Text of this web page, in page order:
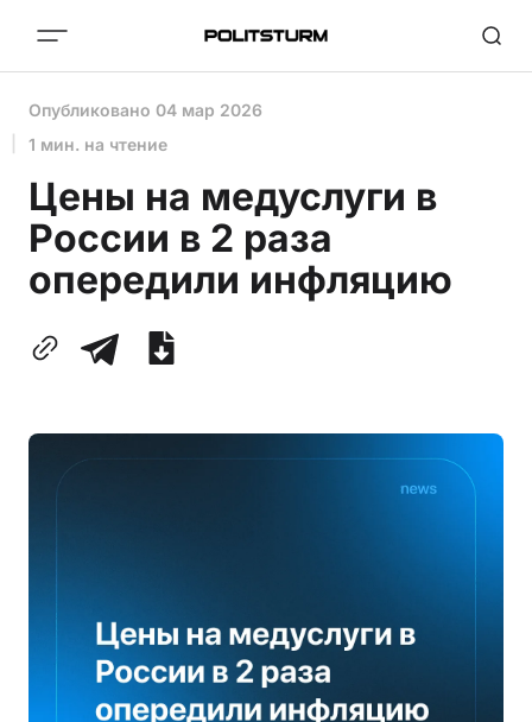
Опубликовано 04 мар 2026
1 мин. на чтение
Цены на медуслуги в
России в 2 раза
опередили инфляцию